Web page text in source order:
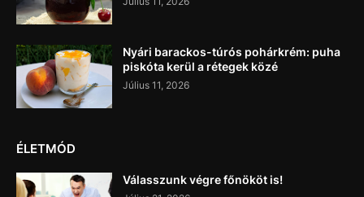
Nyári barackos-túrós pohárkrém: puha
piskóta kerül a rétegek közé
Július 11, 2026
ÉLETMÓD
Válasszunk végre főnököt is!